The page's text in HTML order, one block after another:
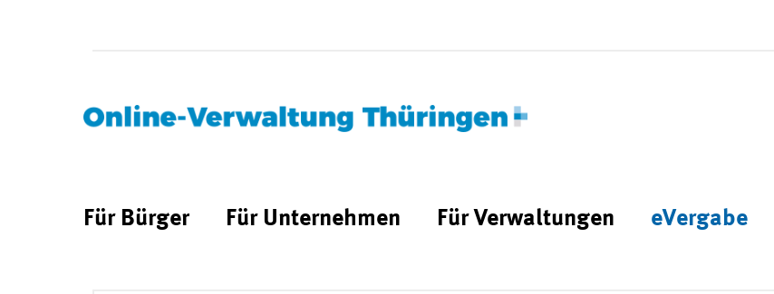
Für Bürger Für Unternehmen Für Verwaltungen eVergabe